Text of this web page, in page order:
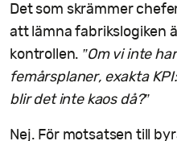
Det som skrämmer
att lämna fabrikslogiken
kontrollen. ”Om vi inte
femårsplaner, exakta
blir det inte kaos då?”
Nej. För motsatsen till